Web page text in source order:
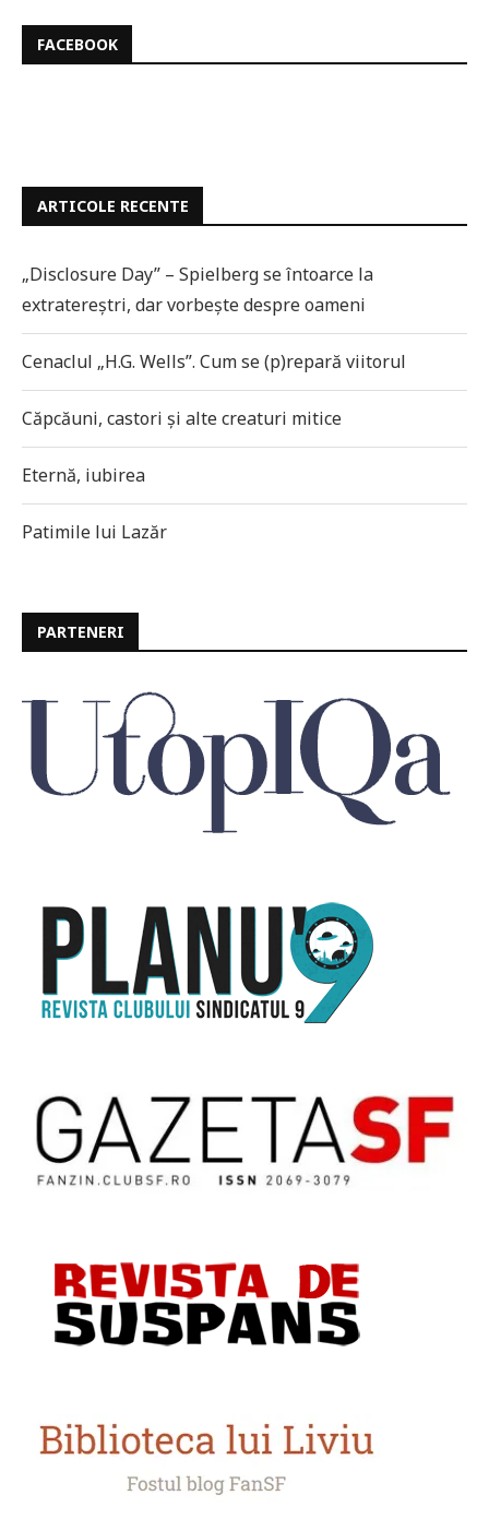
FACEBOOK
ARTICOLE RECENTE
„Disclosure Day” – Spielberg se întoarce la
extratereștri, dar vorbește despre oameni
Cenaclul „H.G. Wells”. Cum se (p)repară viitorul
Căpcăuni, castori și alte creaturi mitice
Eternă, iubirea
Patimile lui Lazăr
PARTENERI